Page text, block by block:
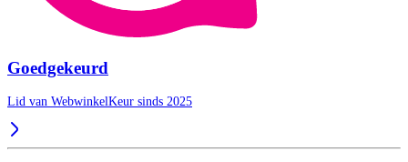
Goedgekeurd
Lid van WebwinkelKeur sinds 2025